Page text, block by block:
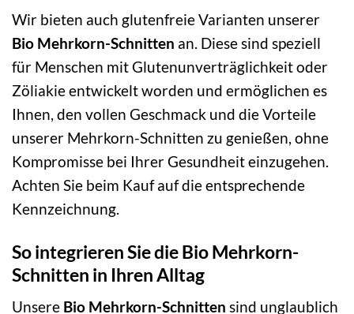
Wir bieten auch glutenfreie Varianten unserer
Bio Mehrkorn-Schnitten an. Diese sind speziell
für Menschen mit Glutenunverträglichkeit oder
Zöliakie entwickelt worden und ermöglichen es
Ihnen, den vollen Geschmack und die Vorteile
unserer Mehrkorn-Schnitten zu genießen, ohne
Kompromisse bei Ihrer Gesundheit einzugehen.
Achten Sie beim Kauf auf die entsprechende
Kennzeichnung.
So integrieren Sie die Bio Mehrkorn-
Schnitten in Ihren Alltag
Unsere Bio Mehrkorn-Schnitten sind unglaublich